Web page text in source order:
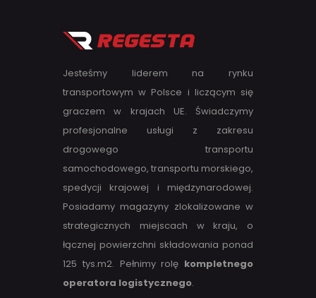
Jesteśmy liderem na rynku
transportowym w Polsce i liczącym się
graczem w krajach UE. Świadczymy
profesjonalne usługi z zakresu
drogowego transportu
samochodowego, transportu morskiego,
spedycji krajowej i międzynarodowej.
Posiadamy magazyny zlokalizowane w
strategicznych miejscach w kraju, o
łącznej powierzchni składowania ponad
125 tys.m2. Pełnimy rolę kompletnego
operatora logistycznego.